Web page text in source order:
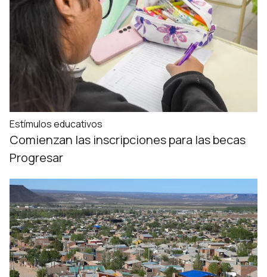
Estímulos educativos
Comienzan las inscripciones para las becas
Progresar